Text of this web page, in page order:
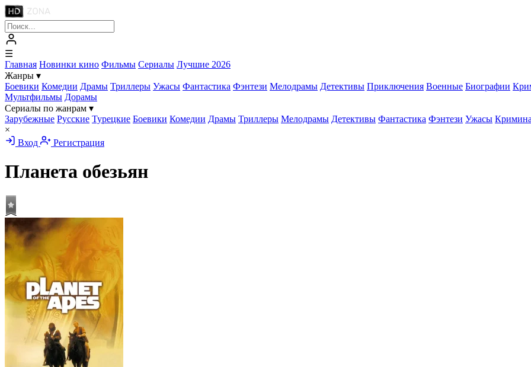
☰
Главная Новинки кино Фильмы Сериалы Лучшие 2026
Жанры ▾
Боевики Комедии Драмы Триллеры Ужасы Фантастика Фэнтези Мелодрамы Детективы Приключения Военные Биографии
Мультфильмы Дорамы
Сериалы по жанрам ▾
Зарубежные Русские Турецкие Боевики Комедии Драмы Триллеры Мелодрамы Детективы Фантастика Фэнтези Ужасы
×
Вход
Регистрация
Планета обезьян